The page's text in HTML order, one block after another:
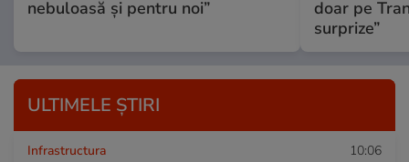
nebuloasă și pentru noi”
doar pe
surprize”
ULTIMELE ȘTIRI
Infrastructura 10:06